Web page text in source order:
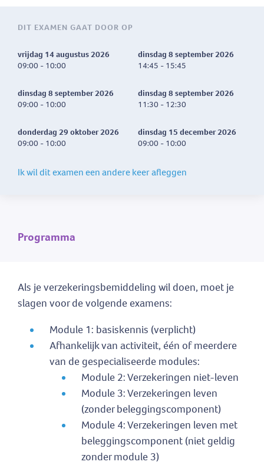
DIT EXAMEN GAAT DOOR OP
vrijdag 14 augustus 2026
09:00 - 10:00
dinsdag 8 september 2026
14:45 - 15:45
dinsdag 8 september 2026
09:00 - 10:00
dinsdag 8 september 2026
11:30 - 12:30
donderdag 29 oktober 2026
09:00 - 10:00
dinsdag 15 december 2026
09:00 - 10:00
Ik wil dit examen een andere keer afleggen
Programma
Als je verzekeringsbemiddeling wil doen, moet je
slagen voor de volgende examens:
Module 1: basiskennis (verplicht)
Afhankelijk van activiteit, één of meerdere
van de gespecialiseerde modules:
Module 2: Verzekeringen niet-leven
Module 3: Verzekeringen leven
(zonder beleggingscomponent)
Module 4: Verzekeringen leven met
beleggingscomponent (niet geldig
zonder module 3)